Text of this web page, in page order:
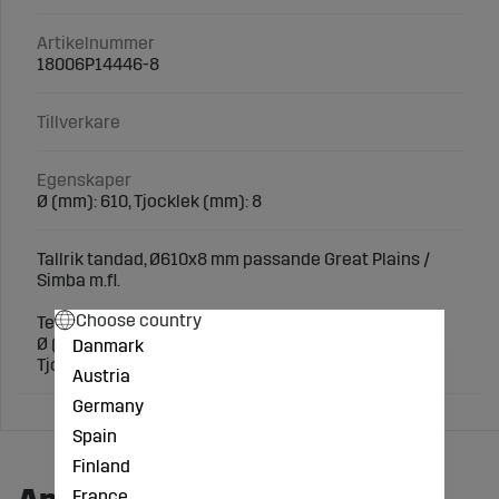
Artikelnummer
18006P14446-8
Tillverkare
Egenskaper
Ø (mm): 610, Tjocklek (mm): 8
Tallrik tandad, Ø610x8 mm passande Great Plains /
Simba m.fl.
Teknisk specifikation:
Ø (mm): 610
Tjocklek (mm): 8
Choose country
Danmark
Austria
Germany
Spain
Finland